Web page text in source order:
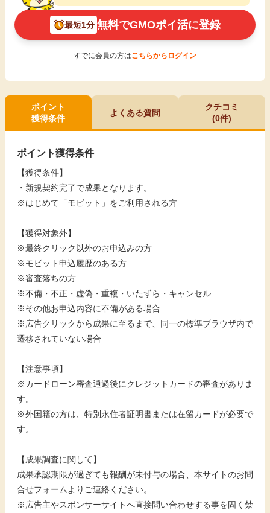
最短1分 無料でGMOポイ活に登録
すでに会員の方はこちらからログイン
ポイント
獲得条件
よくある質問
クチコミ
(0件)
ポイント獲得条件
【獲得条件】
・新規契約完了で成果となります。
※はじめて「モビット」をご利用される方
【獲得対象外】
※最終クリック以外のお申込みの方
※モビット申込履歴のある方
※審査落ちの方
※不備・不正・虚偽・重複・いたずら・キャンセル
※その他お申込内容に不備がある場合
※広告クリックから成果に至るまで、同一の標準ブラウザ内で
遷移されていない場合
【注意事項】
※カードローン審査通過後にクレジットカードの審査がありま
す。
※外国籍の方は、特別永住者証明書または在留カードが必要で
す。
【成果調査に関して】
成果承認期限が過ぎても報酬が未付与の場合、本サイトのお問
合せフォームよりご連絡ください。
※広告主やスポンサーサイトへ直接問い合わせする事を固く禁